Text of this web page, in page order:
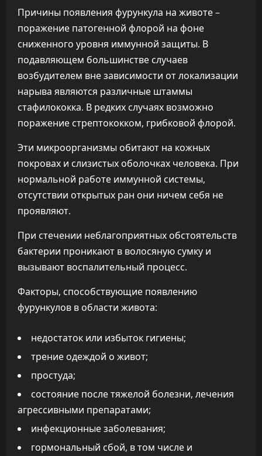
Причины появления фурункула на животе –
поражение патогенной флорой на фоне
сниженного уровня иммунной защиты. В
подавляющем большинстве случаев
возбудителем вне зависимости от локализации
нарыва являются различные штаммы
стафилококка. В редких случаях возможно
поражение стрептококком, грибковой флорой.
Эти микроорганизмы обитают на кожных
покровах и слизистых оболочках человека. При
нормальной работе иммунной системы,
отсутствии открытых ран они ничем себя не
проявляют.
При стечении неблагоприятных обстоятельств
бактерии проникают в волосяную сумку и
вызывают воспалительный процесс.
Факторы, способствующие появлению
фурункулов в области живота:
недостаток или избыток гигиены;
трение одеждой о живот;
простуда;
состояние после тяжелой болезни, лечения
агрессивными препаратами;
инфекционные заболевания;
гормональный сбой, в том числе и